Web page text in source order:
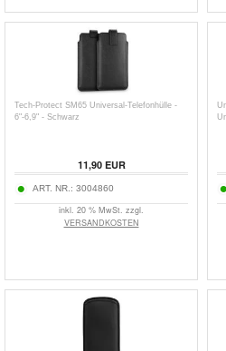
Tech-Protect SM65 Universal-Telefonhülle -
6"-6,9" - Schwarz
11,90EUR
ART. NR.: 3004860
inkl. 20 % MwSt. zzgl.
VERSANDKOSTEN